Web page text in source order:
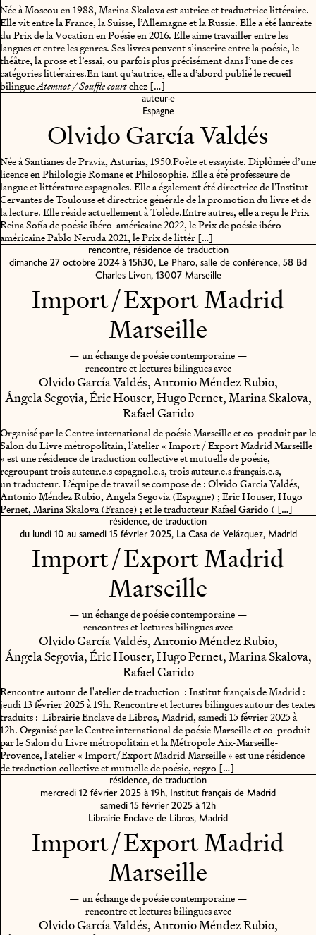
Née à Moscou en 1988, Marina Skalova est autrice et traductrice littéraire.
Elle vit entre la France, la Suisse, l’Allemagne et la Russie. Elle a été lauréate
du Prix de la Vocation en Poésie en 2016. Elle aime travailler entre les
langues et entre les genres. Ses livres peuvent s’inscrire entre la poésie, le
théâtre, la prose et l’essai, ou parfois plus précisément dans l’une de ces
catégories littéraires.En tant qu’autrice, elle a d’abord publié le recueil
bilingueAtemnot / Souffle courtchez […]
auteur·e
Espagne
Olvido García Valdés
Née à Santianes de Pravia, Asturias, 1950.Poète et essayiste. Diplômée d’une
licence en Philologie Romane et Philosophie. Elle a été professeure de
langue et littérature espagnoles. Elle a également été directrice de l'Institut
Cervantes de Toulouse et directrice générale de la promotion du livre et de
la lecture. Elle réside actuellement à Tolède.Entre autres, elle a reçu le Prix
Reina Sofía de poésie ibéro-américaine 2022, le Prix de poésie ibéro-
américaine Pablo Neruda 2021, le Prix de littér […]
rencontre, résidence de traduction
dimanche 27 octobre 2024 à 15h30, Le Pharo, salle de conférence, 58 Bd
Charles Livon, 13007 Marseille
Import / Export Madrid
Marseille
— un échange de poésie contemporaine —
rencontre et lectures bilingues avec
Olvido García Valdés, Antonio Méndez Rubio,
Ángela Segovia, Éric Houser, Hugo Pernet, Marina Skalova,
Rafael Garido
Organisé par le Centre international de poésie Marseille et co-produit par le
Salon du Livre métropolitain, l’atelier « Import / Export Madrid Marseille
» est une résidence de traduction collective et mutuelle de poésie,
regroupant trois auteur.e.s espagnol.e.s, trois auteur.e.s français.e.s,
un traducteur. L’équipe de travail se compose de : Olvido Garcia Valdés,
Antonio Méndez Rubio, Angela Segovia (Espagne) ; Eric Houser, Hugo
Pernet, Marina Skalova (France) ; et le traducteur Rafael Garido ( […]
résidence, de traduction
du lundi 10 au samedi 15 février 2025, La Casa de Velázquez, Madrid
Import / Export Madrid
Marseille
— un échange de poésie contemporaine —
rencontres et lectures bilingues avec
Olvido García Valdés, Antonio Méndez Rubio,
Ángela Segovia, Éric Houser, Hugo Pernet, Marina Skalova,
Rafael Garido
Rencontre autour de l'atelier de traduction : Institut français de Madrid :
jeudi 13 février 2025 à 19h. Rencontre et lectures bilingues autour des textes
traduits : Librairie Enclave de Libros, Madrid, samedi 15 février 2025 à
12h. Organisé par le Centre international de poésie Marseille et co-produit
par le Salon du Livre métropolitain et la Métropole Aix-Marseille-
Provence, l’atelier « Import / Export Madrid Marseille » est une résidence
de traduction collective et mutuelle de poésie, regro […]
résidence, de traduction
mercredi 12 février 2025 à 19h, Institut français de Madrid
samedi 15 février 2025 à 12h
Librairie Enclave de Libros, Madrid
Import / Export Madrid
Marseille
— un échange de poésie contemporaine —
rencontre et lectures bilingues avec
Olvido García Valdés, Antonio Méndez Rubio,